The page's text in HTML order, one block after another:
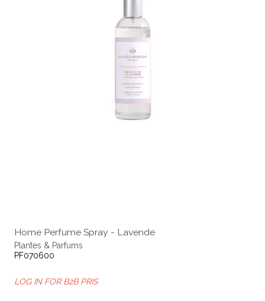
Home Perfume Spray - Lavende
Plantes & Parfums
PF070600
LOG IN FOR B2B PRIS